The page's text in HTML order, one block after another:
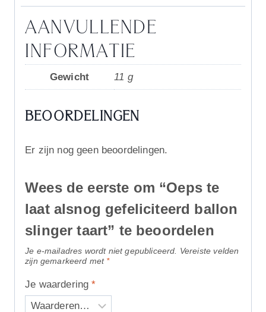
AANVULLENDE
INFORMATIE
Gewicht 11 g
BEOORDELINGEN
Er zijn nog geen beoordelingen.
Wees de eerste om “Oeps te
laat alsnog gefeliciteerd ballon
slinger taart” te beoordelen
Je e-mailadres wordt niet gepubliceerd.
Vereiste velden
zijn gemarkeerd met *
Je waardering*